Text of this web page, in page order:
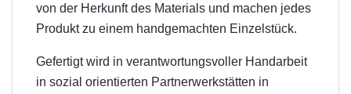
von der Herkunft des Materials und machen jedes
Produkt zu einem handgemachten Einzelstück.
Gefertigt wird in verantwortungsvoller Handarbeit
in sozial orientierten Partnerwerkstätten in